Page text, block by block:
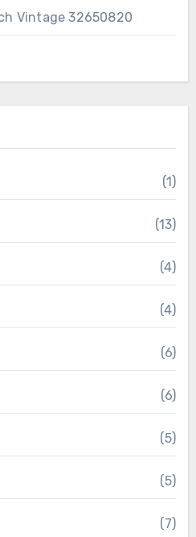
Vintage 32650820
(1)
(13)
(4)
(4)
(6)
(6)
(5)
(5)
(7)